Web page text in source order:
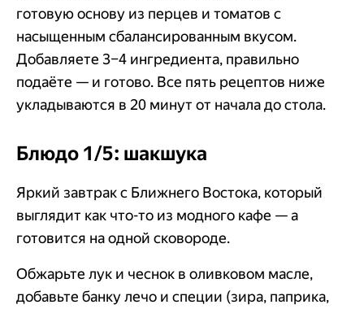
готовую основу из перцев и томатов с
насыщенным сбалансированным вкусом.
Добавляете 3–4 ингредиента, правильно
подаёте — и готово. Все пять рецептов ниже
укладываются в 20 минут от начала до стола.
Блюдо 1/5: шакшука
Яркий завтрак с Ближнего Востока, который
выглядит как что-то из модного кафе — а
готовится на одной сковороде.
Обжарьте лук и чеснок в оливковом масле,
добавьте банку лечо и специи (зира, паприка,